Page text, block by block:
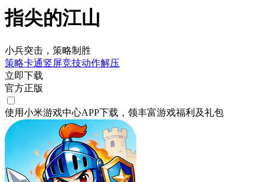
指尖的江山
小兵突击，策略制胜
策略卡通竖屏竞技动作解压
立即下载
官方正版
使用小米游戏中心APP下载 ，领丰富游戏福利 及礼包